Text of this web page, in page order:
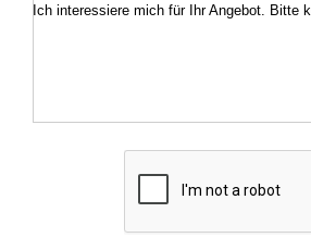
Ich interessiere mich für Ihr Angebot. Bitte